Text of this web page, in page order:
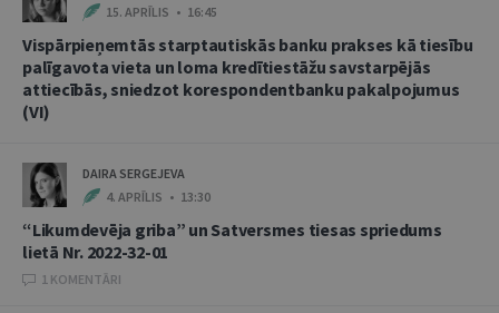
15. APRĪLIS • 16:45
Vispārpieņemtās starptautiskās banku prakses kā tiesību
palīgavota vieta un loma kredītiestāžu savstarpējās
attiecībās, sniedzot korespondentbanku pakalpojumus
(VI)
DAIRA SERGEJEVA
4. APRĪLIS • 13:30
“Likumdevēja griba” un Satversmes tiesas spriedums
lietā Nr. 2022-32-01
1 KOMENTĀRI